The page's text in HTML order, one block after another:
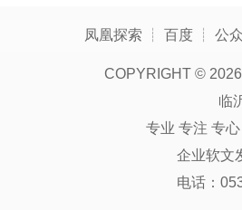
凤凰探索 ┊ 百度 ┊ 公
COPYRIGHT ©
临
专业 专注 专
企业软文
电话：